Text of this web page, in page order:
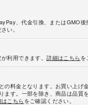
、代金引換、またはGMO
い。
利用できます。詳細はこちらを
の料金となります。お買い上げ
ます。一部を除き、商品は品質
こちらをご確認ください。